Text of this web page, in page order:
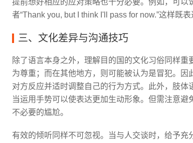
提前想好相应的应对策略也十分必要。例如，可以
者“Thank you, but I think I'll pass for now.”这样既
三、文化差异与沟通技巧
除了语言本身之外，理解目的国的文化习俗同样
为尊重；而在其他地方，则可能被认为是冒犯。
对方反应并适时调整自己的行为方式。此外，肢
当运用手势可以使表达更加生动形象。但需注意
不必要的尴尬。
有效的倾听同样不可忽视。当与人交谈时，给予充